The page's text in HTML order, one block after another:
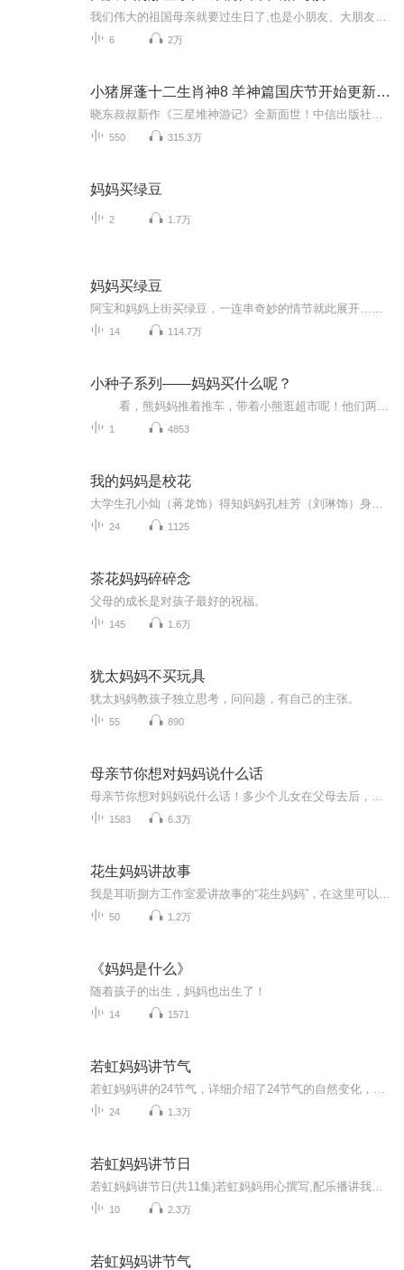
6 2万
小猪屏蓬十二生肖神8 羊神篇国庆节开始更新啦！
550 315.3万
妈妈买绿豆
2 1.7万
妈妈买绿豆
14 114.7万
小种子系列——妈妈买什么呢？
1 4853
我的妈妈是校花
24 1125
茶花妈妈碎碎念
父母的成长是对孩子最好的祝福。
145 1.6万
犹太妈妈不买玩具
犹太妈妈教孩子独立思考，问问题，有自己的主张。
55 890
母亲节你想对妈妈说什么话
1583 6.3万
花生妈妈讲故事
50 1.2万
《妈妈是什么》
随着孩子的出生，妈妈也出生了！
14 1571
若虹妈妈讲节气
24 1.3万
若虹妈妈讲节日
10 2.3万
若虹妈妈讲节气